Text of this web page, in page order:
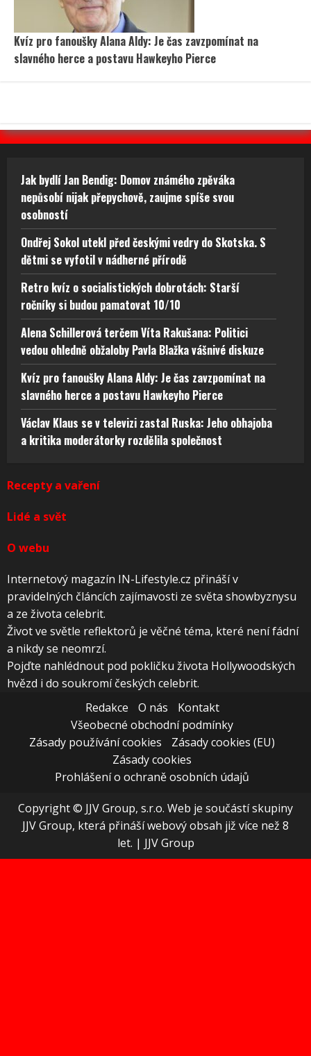
Kvíz pro fanoušky Alana Aldy: Je čas zavzpomínat na
slavného herce a postavu Hawkeyho Pierce
Jak bydlí Jan Bendig: Domov známého zpěváka
nepůsobí nijak přepychově, zaujme spíše svou
osobností
Ondřej Sokol utekl před českými vedry do Skotska. S
dětmi se vyfotil v nádherné přírodě
Retro kvíz o socialistických dobrotách: Starší
ročníky si budou pamatovat 10/10
Alena Schillerová terčem Víta Rakušana: Politici
vedou ohledně obžaloby Pavla Blažka vášnivé diskuze
Kvíz pro fanoušky Alana Aldy: Je čas zavzpomínat na
slavného herce a postavu Hawkeyho Pierce
Václav Klaus se v televizi zastal Ruska: Jeho obhajoba
a kritika moderátorky rozdělila společnost
Recepty a vaření
Lidé a svět
O webu
Internetový magazín IN-Lifestyle.cz přináší v
pravidelných článcích zajímavosti ze světa showbyznysu
a ze života celebrit.
Život ve světle reflektorů je věčné téma, které není fádní
a nikdy se neomrzí.
Pojďte nahlédnout pod pokličku života Hollywoodských
hvězd i do soukromí českých celebrit.
Redakce
O nás
Kontakt
Všeobecné obchodní podmínky
Zásady používání cookies
Zásady cookies (EU)
Zásady cookies
Prohlášení o ochraně osobních údajů
Copyright © JJV Group, s.r.o. Web je součástí skupiny
JJV Group, která přináší webový obsah již více než 8
let. | JJV Group